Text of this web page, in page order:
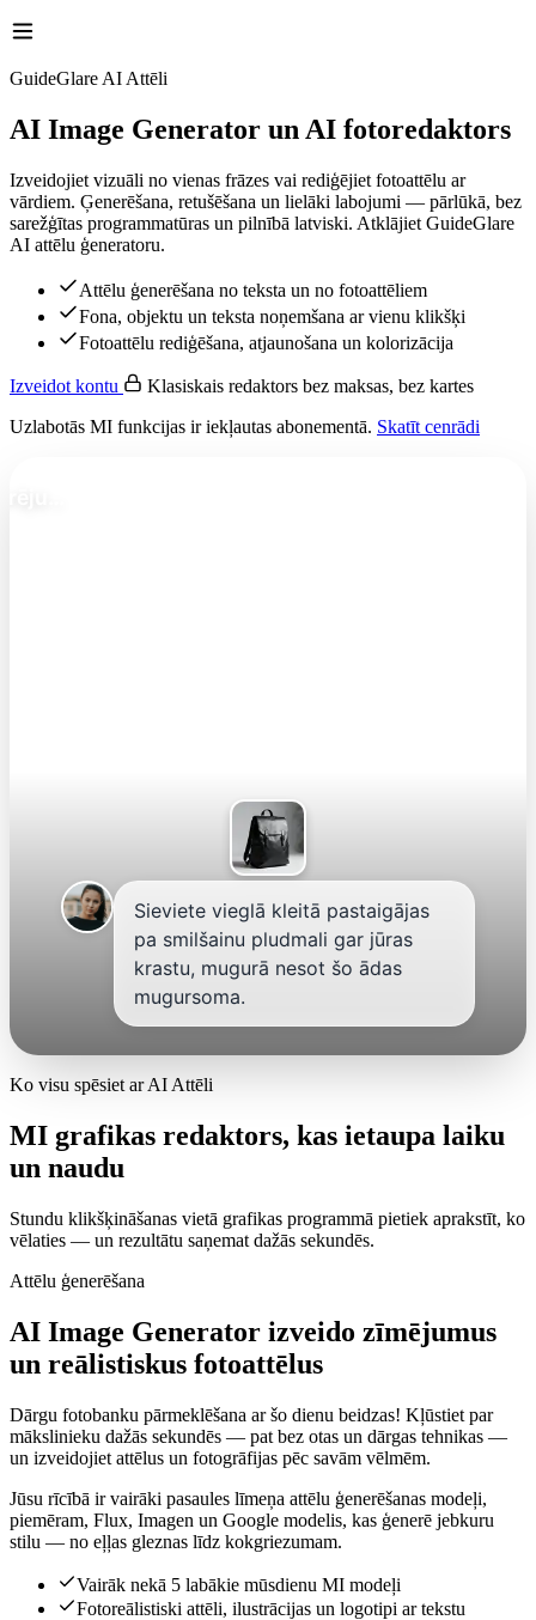
GuideGlare AI Attēli
AI Image Generator un AI fotoredaktors
Izveidojiet vizuāli no vienas frāzes vai rediģējiet fotoattēlu ar
vārdiem. Ģenerēšana, retušēšana un lielāki labojumi — pārlūkā, bez
sarežģītas programmatūras un pilnībā latviski. Atklājiet GuideGlare
AI attēlu ģeneratoru.
Attēlu ģenerēšana no teksta un no fotoattēliem
Fona, objektu un teksta noņemšana ar vienu klikšķi
Fotoattēlu rediģēšana, atjaunošana un kolorizācija
Izveidot kontu
Klasiskais redaktors bez maksas, bez kartes
Uzlabotās MI funkcijas ir iekļautas abonementā. Skatīt cenrādi
Sieviete vieglā kleitā pastaigājas
pa smilšainu pludmali gar jūras
krastu, mugurā nesot šo ādas
mugursoma.
Ko visu spēsiet ar AI Attēli
MI grafikas redaktors, kas ietaupa laiku
un naudu
Stundu klikšķināšanas vietā grafikas programmā pietiek aprakstīt, ko
vēlaties — un rezultātu saņemat dažās sekundēs.
Attēlu ģenerēšana
AI Image Generator izveido zīmējumus
un reālistiskus fotoattēlus
Dārgu fotobanku pārmeklēšana ar šo dienu beidzas! Kļūstiet par
mākslinieku dažās sekundēs — pat bez otas un dārgas tehnikas —
un izveidojiet attēlus un fotogrāfijas pēc savām vēlmēm.
Jūsu rīcībā ir vairāki pasaules līmeņa attēlu ģenerēšanas modeļi,
piemēram, Flux, Imagen un Google modelis, kas ģenerē jebkuru
stilu — no eļļas gleznas līdz kokgriezumam.
Vairāk nekā 5 labākie mūsdienu MI modeļi
Fotoreālistiski attēli, ilustrācijas un logotipi ar tekstu